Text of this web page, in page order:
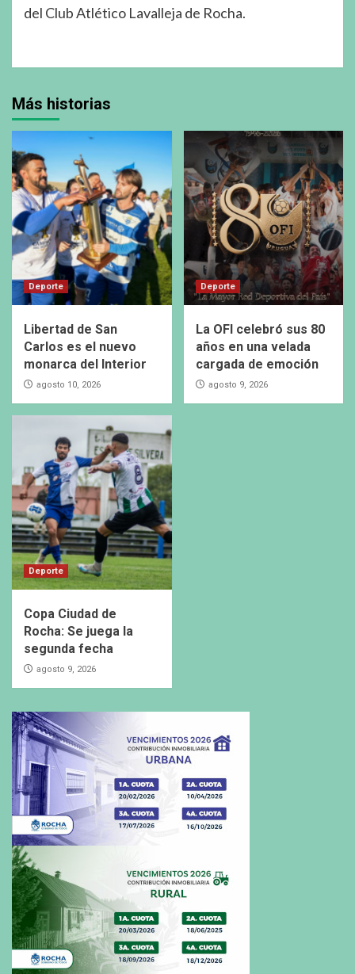
del Club Atlético Lavalleja de Rocha.
Más historias
Deporte
Libertad de San
Carlos es el nuevo
monarca del Interior
agosto 10, 2026
Deporte
La OFI celebró sus 80
años en una velada
cargada de emoción
agosto 9, 2026
Deporte
Copa Ciudad de
Rocha: Se juega la
segunda fecha
agosto 9, 2026